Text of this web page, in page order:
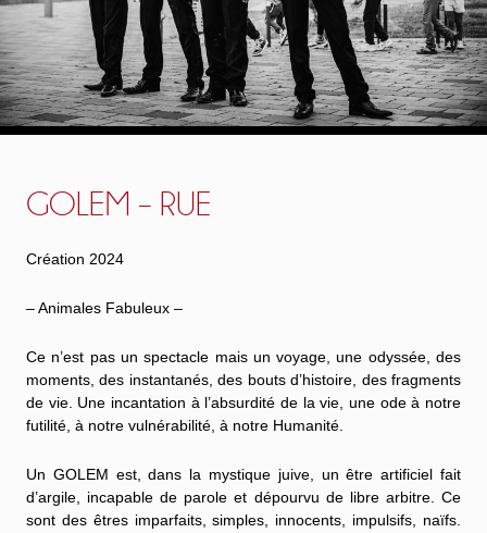
GOLEM – RUE
Création 2024
– Animales Fabuleux –
Ce n’est pas un spectacle mais un voyage, une odyssée, des
moments, des instantanés, des bouts d’histoire, des fragments
de vie. Une incantation à l’absurdité de la vie, une ode à notre
futilité, à notre vulnérabilité, à notre Humanité.
Un GOLEM est, dans la mystique juive, un être artificiel fait
d’argile, incapable de parole et dépourvu de libre arbitre. Ce
sont des êtres imparfaits, simples, innocents, impulsifs, naïfs.